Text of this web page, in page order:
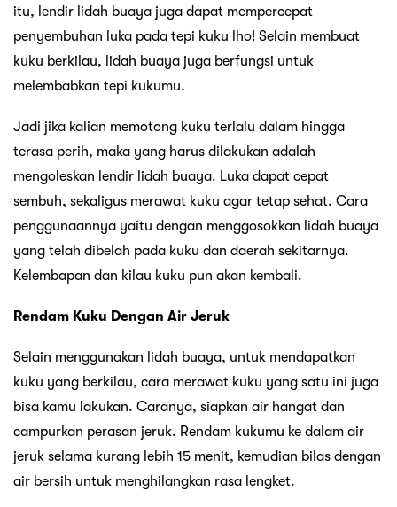
itu, lendir lidah buaya juga dapat mempercepat
penyembuhan luka pada tepi kuku lho! Selain membuat
kuku berkilau, lidah buaya juga berfungsi untuk
melembabkan tepi kukumu.
Jadi jika kalian memotong kuku terlalu dalam hingga
terasa perih, maka yang harus dilakukan adalah
mengoleskan lendir lidah buaya. Luka dapat cepat
sembuh, sekaligus merawat kuku agar tetap sehat. Cara
penggunaannya yaitu dengan menggosokkan lidah buaya
yang telah dibelah pada kuku dan daerah sekitarnya.
Kelembapan dan kilau kuku pun akan kembali.
Rendam Kuku Dengan Air Jeruk
Selain menggunakan lidah buaya, untuk mendapatkan
kuku yang berkilau, cara merawat kuku yang satu ini juga
bisa kamu lakukan. Caranya, siapkan air hangat dan
campurkan perasan jeruk. Rendam kukumu ke dalam air
jeruk selama kurang lebih 15 menit, kemudian bilas dengan
air bersih untuk menghilangkan rasa lengket.